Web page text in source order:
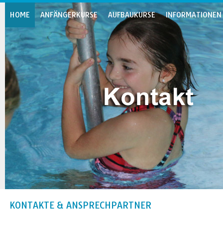
HOME ANFÄNGERKURSE AUFBAUKURSE INFORMATIONEN
KONTAKTE & ANSPRECHPARTNER